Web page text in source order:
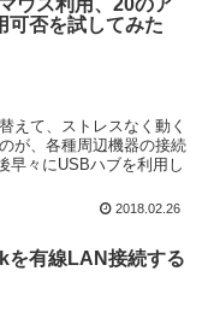
ウス利用、20のア
可否を試してみた
えて、ストレスなく動く
が、各種周辺機器の接続
早々にUSBハブを利用し
2018.02.26
を有線LAN接続する